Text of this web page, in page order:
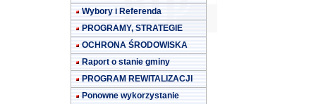
Wybory i Referenda
PROGRAMY, STRATEGIE
OCHRONA ŚRODOWISKA
Raport o stanie gminy
PROGRAM REWITALIZACJI
Ponowne wykorzystanie